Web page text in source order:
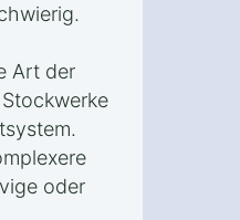
Art der
oder